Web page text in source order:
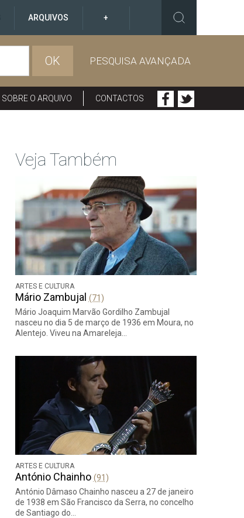
ARQUIVOS +
OK PESQUISA AVANÇADA
SOBRE O ARQUIVO CONTACTOS
Veja Também
ARTES E CULTURA
Mário Zambujal (71)
Mário Joaquim Marvão Gordilho Zambujal
nasceu no dia 5 de março de 1936 em Moura, no
Alentejo. Viveu na Amareleja…
ARTES E CULTURA
António Chainho (91)
António Dâmaso Chainho nasceu a 27 de janeiro
de 1938 em São Francisco da Serra, no concelho
de Santiago do…